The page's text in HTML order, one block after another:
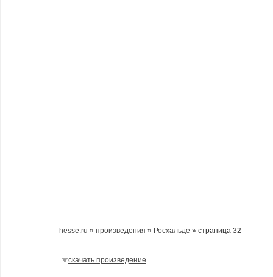
hesse.ru » произведения » Росхальде » страница 32
скачать произведение